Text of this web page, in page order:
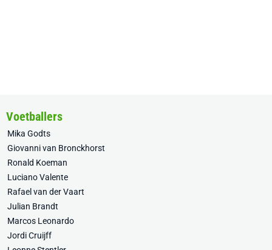
Voetballers
Mika Godts
Giovanni van Bronckhorst
Ronald Koeman
Luciano Valente
Rafael van der Vaart
Julian Brandt
Marcos Leonardo
Jordi Cruijff